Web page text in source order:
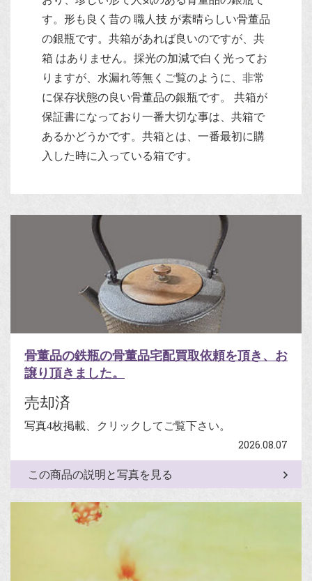
す。形も良く昔の 職人技 が素晴らしい骨董品
の銀瓶です。共箱があれば良いのですが、共
箱 はありません。採光の加減で白く光ってお
りますが、水漏れ等無くご覧のように、非常
に保存状態の良い骨董品の銀瓶です。 共箱が
保証書になっており一番大切な事は、共箱で
あるかどうかです。共箱とは、一番最初に購
入した時に入っている箱です。
骨董品の鉄瓶の骨董品宅配買取依頼を頂き、お
譲り頂きました。
売却済
写真4枚掲載、クリックしてご覧下さい。
2026.08.07
この商品の説明と写真を見る